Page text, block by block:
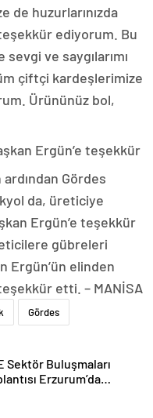
de huzurlarınızda
ediyorum. Bu
ve saygılarımı
çiftçi kardeşlerimize
Ürününüz bol,
Ergün’e teşekkür
ardından Gördes
da, üreticiye
Ergün’e teşekkür
gübreleri
Ergün’ün elinden
etti. – MANİSA
Gördes
Sektör Buluşmaları
Erzurum’da